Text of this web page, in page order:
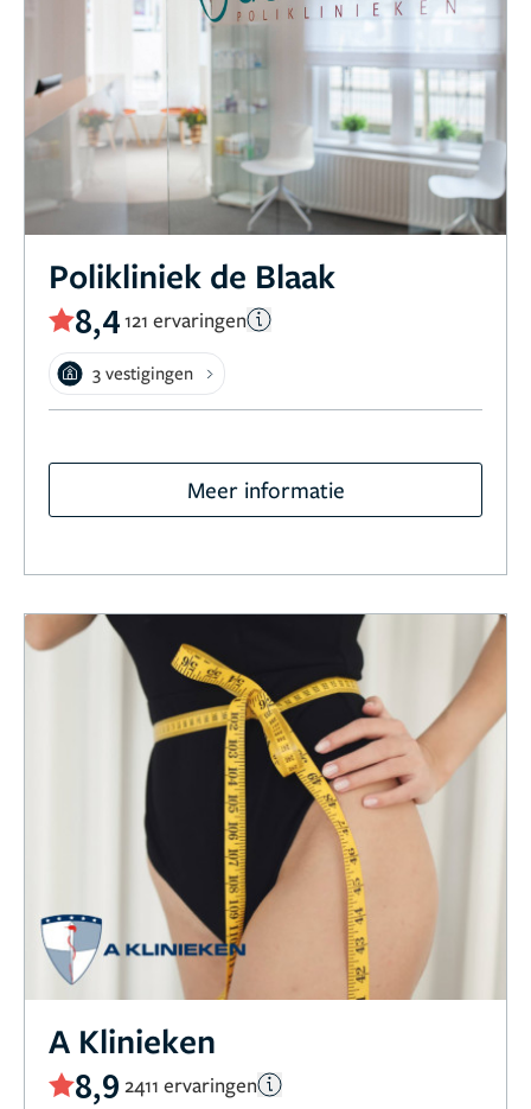
Polikliniek de Blaak
8,4121 ervaringen
3 vestigingen
Meer informatie
A Klinieken
8,9 2411 ervaringen